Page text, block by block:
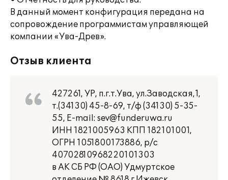
В данный момент конфигурация передана на
сопровождение программистам управляющей
компании «Ува-Древ».
Отзыв клиента
427261, УР, п.г.т.Ува, ул.Заводская,1,
т.(34130) 45-8-69, т/ф (34130) 5-35-
55, E-mail: sev@funderuwa.ru
ИНН 1821005963 КПП 182101001,
ОГРН 1051800173886, р/с
40702810968220101303
в АК СБ РФ (ОАО) Удмуртское